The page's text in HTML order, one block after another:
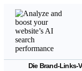
Die Brand-Links-